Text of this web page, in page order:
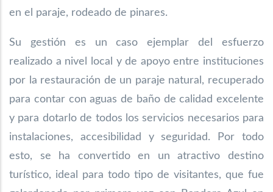
en el paraje, rodeado de pinares.
Su gestión es un caso ejemplar del esfuerzo
realizado a nivel local y de apoyo entre instituciones
por la restauración de un paraje natural, recuperado
para contar con aguas de baño de calidad excelente
y para dotarlo de todos los servicios necesarios para
instalaciones, accesibilidad y seguridad. Por todo
esto, se ha convertido en un atractivo destino
turístico, ideal para todo tipo de visitantes, que fue